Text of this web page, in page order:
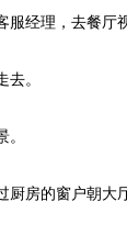
经理，去餐厅
。
房的窗户朝大